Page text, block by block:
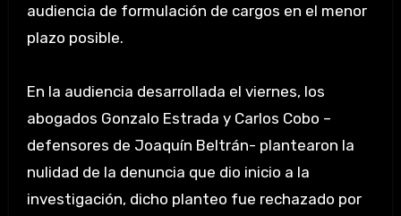
audiencia de formulación de cargos en el menor
plazo posible.
En la audiencia desarrollada el viernes, los
abogados Gonzalo Estrada y Carlos Cobo –
defensores de Joaquín Beltrán- plantearon la
nulidad de la denuncia que dio inicio a la
investigación, dicho planteo fue rechazado por